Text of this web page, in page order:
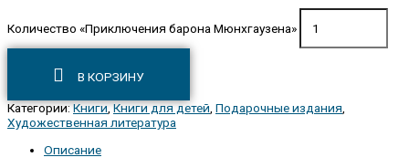
Количество «Приключения барона Мюнхгаузена»
В КОРЗИНУ
Категории:Книги,Книги для детей, Подарочные издания,
Художественная литература
Описание